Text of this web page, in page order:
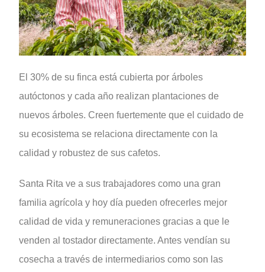
El 30% de su finca está cubierta por árboles
autóctonos y cada año realizan plantaciones de
nuevos árboles. Creen fuertemente que el cuidado de
su ecosistema se relaciona directamente con la
calidad y robustez de sus cafetos.
Santa Rita ve a sus trabajadores como una gran
familia agrícola y hoy día pueden ofrecerles mejor
calidad de vida y remuneraciones gracias a que le
venden al tostador directamente. Antes vendían su
cosecha a través de intermediarios como son las